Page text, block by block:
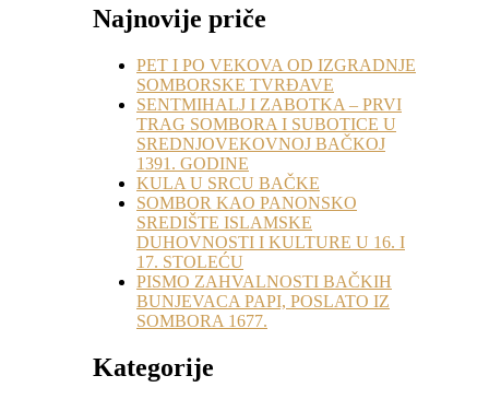
Najnovije priče
PET I PO VEKOVA OD IZGRADNJE
SOMBORSKE TVRĐAVE
SENTMIHALJ I ZABOTKA – PRVI
TRAG SOMBORA I SUBOTICE U
SREDNJOVEKOVNOJ BAČKOJ
1391. GODINE
KULA U SRCU BAČKE
SOMBOR KAO PANONSKO
SREDIŠTE ISLAMSKE
DUHOVNOSTI I KULTURE U 16. I
17. STOLEĆU
PISMO ZAHVALNOSTI BAČKIH
BUNJEVACA PAPI, POSLATO IZ
SOMBORA 1677.
Kategorije